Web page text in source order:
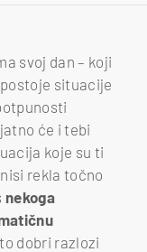
svoj dan – koji
situacije
će i tebi
koje su ti
rekla točno
nekoga
dobri razlozi